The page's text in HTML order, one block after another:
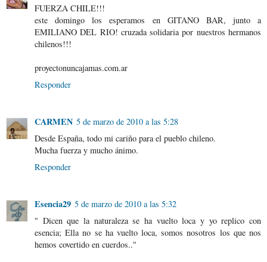
FUERZA CHILE!!!
este domingo los esperamos en GITANO BAR, junto a
EMILIANO DEL RIO! cruzada solidaria por nuestros hermanos
chilenos!!!
proyectonuncajamas.com.ar
Responder
CARMEN 5 de marzo de 2010 a las 5:28
Desde España, todo mi cariño para el pueblo chileno.
Mucha fuerza y mucho ánimo.
Responder
Esencia29 5 de marzo de 2010 a las 5:32
" Dicen que la naturaleza se ha vuelto loca y yo replico con
esencia; Ella no se ha vuelto loca, somos nosotros los que nos
hemos covertido en cuerdos.."